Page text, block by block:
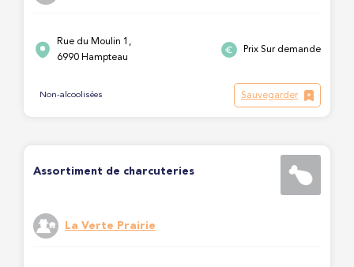
Rue du Moulin 1,
6990 Hampteau
Prix Sur demande
Non-alcoolisées Sauvegarder
Assortiment de charcuteries
La Verte Prairie